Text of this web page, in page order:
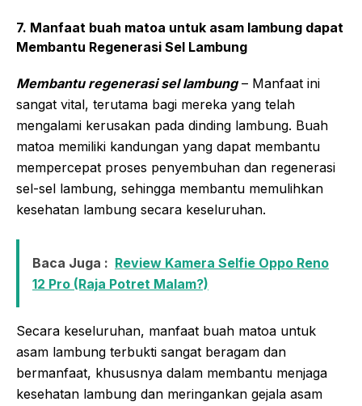
7. Manfaat buah matoa untuk asam lambung dapat
Membantu Regenerasi Sel Lambung
Membantu regenerasi sel lambung– Manfaat ini
sangat vital, terutama bagi mereka yang telah
mengalami kerusakan pada dinding lambung. Buah
matoa memiliki kandungan yang dapat membantu
mempercepat proses penyembuhan dan regenerasi
sel-sel lambung, sehingga membantu memulihkan
kesehatan lambung secara keseluruhan.
Baca Juga : Review Kamera Selfie Oppo Reno
12 Pro (Raja Potret Malam?)
Secara keseluruhan, manfaat buah matoa untuk
asam lambung terbukti sangat beragam dan
bermanfaat, khususnya dalam membantu menjaga
kesehatan lambung dan meringankan gejala asam